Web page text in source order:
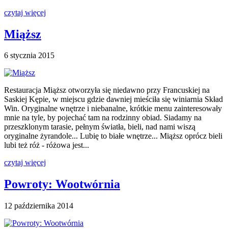
czytaj więcej
Miąższ
6 stycznia 2015
Restauracja Miąższ otworzyła się niedawno przy Francuskiej na
Saskiej Kępie, w miejscu gdzie dawniej mieściła się winiarnia Skład
Win. Oryginalne wnętrze i niebanalne, krótkie menu zainteresowały
mnie na tyle, by pojechać tam na rodzinny obiad. Siadamy na
przeszklonym tarasie, pełnym światła, bieli, nad nami wiszą
oryginalne żyrandole... Lubię to białe wnętrze... Miąższ oprócz bieli
lubi też róż - różowa jest...
czytaj więcej
Powroty: Wootwórnia
12 października 2014